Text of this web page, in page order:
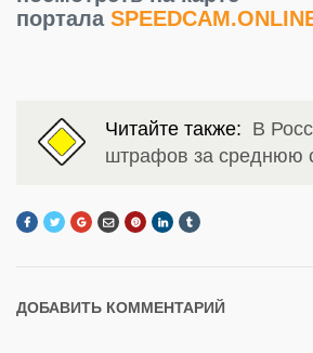
портала
Читайте также: В
штрафов за среднюю
ДОБАВИТЬ КОММЕНТАРИЙ